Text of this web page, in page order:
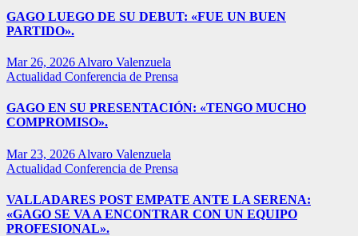
GAGO LUEGO DE SU DEBUT: «FUE UN BUEN
PARTIDO».
Mar 26, 2026 Alvaro Valenzuela
Actualidad Conferencia de Prensa
GAGO EN SU PRESENTACIÓN: «TENGO MUCHO
COMPROMISO».
Mar 23, 2026 Alvaro Valenzuela
Actualidad Conferencia de Prensa
VALLADARES POST EMPATE ANTE LA SERENA:
«GAGO SE VA A ENCONTRAR CON UN EQUIPO
PROFESIONAL».